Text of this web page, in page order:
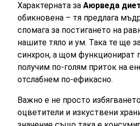
Характерната заАюрведа
обикновена – тя предлага
спомага за постигането на
нашите тяло и ум. Така те ще
синхрон, а щом функционират
получим по-голям приток на
отслабнем по-ефикасно.
Важно е не просто
оцветители и изкуствени